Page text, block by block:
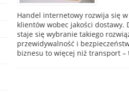
Handel internetowy rozwija się
klientów wobec jakości dostawy.
staje się wybranie takiego
przewidywalność i
biznesu to więcej niż transport –